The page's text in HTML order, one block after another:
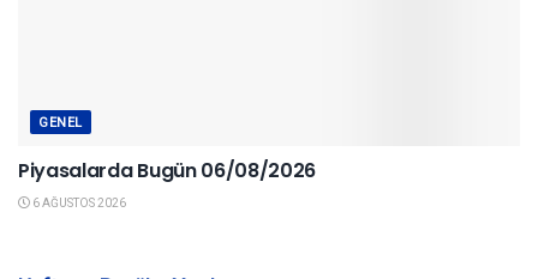
GENEL
Piyasalarda Bugün 06/08/2026
6 AĞUSTOS 2026